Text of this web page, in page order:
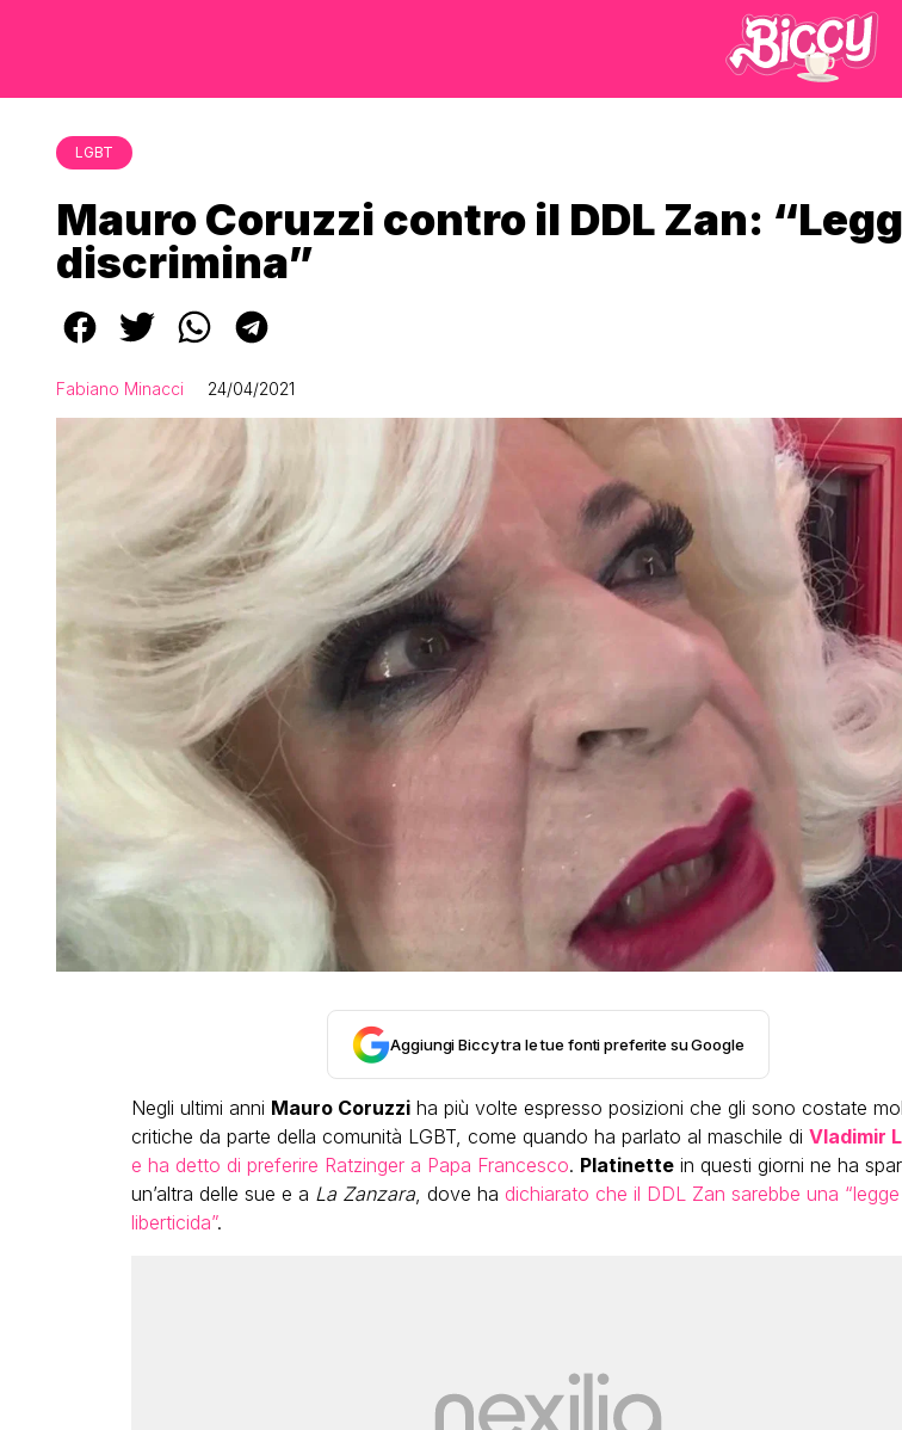
LGBT
Mauro Coruzzi contro il DDL Zan:
discrimina”
Fabiano Minacci 24/04/2021
Aggiungi Biccy tra le tue fonti preferite su Google
Negli ultimi anni Mauro Coruzziha più volte espresso posizioni che gli sono costate
critiche da parte della comunità LGBT, come quando ha parlato al maschile di Vladimir
e ha detto di preferire Ratzinger a Papa Francesco. Platinettein questi giorni ne ha
un’altra delle sue e a La Zanzara, dove ha dichiarato che il DDL Zan sarebbe una “legge
liberticida”.